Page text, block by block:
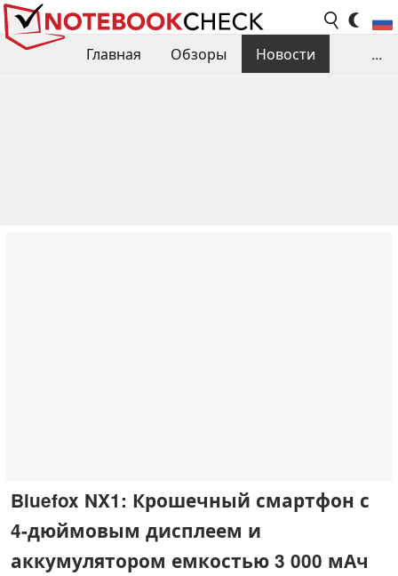
Главная Обзоры
Новости
...
Bluefox NX1: Крошечный смартфон с
4-дюймовым дисплеем и
аккумулятором емкостью 3 000 мАч